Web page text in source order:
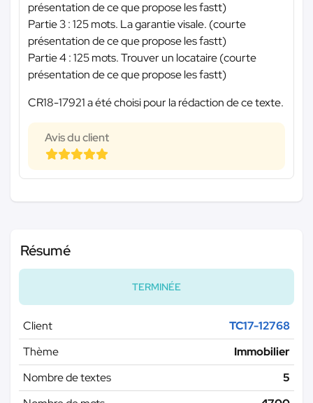
présentation de ce que propose les fastt)
Partie 3 : 125 mots. La garantie visale. (courte
présentation de ce que propose les fastt)
Partie 4 : 125 mots. Trouver un locataire (courte
présentation de ce que propose les fastt)
CR18-17921 a été choisi pour la rédaction de ce texte.
Avis du client
Résumé
TERMINÉE
Client
TC17-12768
Thème
Immobilier
Nombre de textes
5